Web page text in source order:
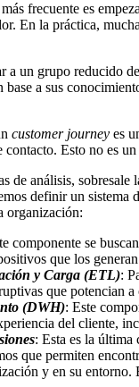
frecuente es
En la práctica,
a un grupo reducido
a sus
customer journey es
Esto no es
de análisis, sobresale
definir un
organización:
componente se
que los
y Carga (ETL):
que potencian
(DWH): Este
del cliente,
: Esta es la última
que permiten
y en su